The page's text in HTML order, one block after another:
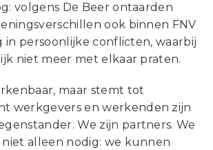
volgens De Beer ontaarden
ook binnen FNV
in persoonlijke conflicten, waarbij
niet meer met elkaar praten.
maar stemt tot
werkgevers en werkenden zijn
We zijn partners. We
alleen nodig: we kunnen